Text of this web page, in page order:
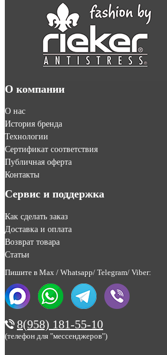
О компании
О нас
История бренда
Технологии
Сертификат соответствия
Публичная оферта
Контакты
Сервис и поддержка
Как сделать заказ
Доставка и оплата
Возврат товара
Статьи
Пишите в Max / Whatsapp/ Telegram/ Viber:
8(958) 181-55-10
(телефон для "мессенджеров")